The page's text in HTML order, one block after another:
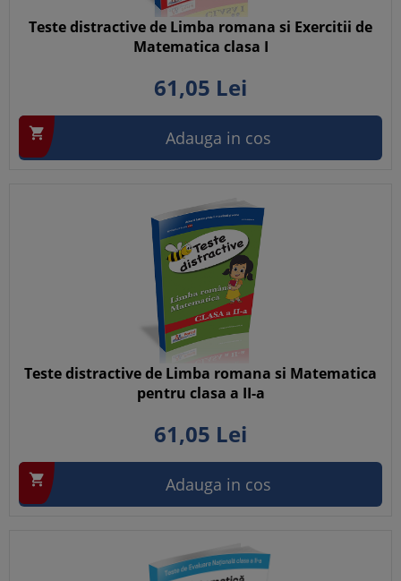
Teste distractive de Limba romana si Exercitii de
Matematica clasa I
61,05 Lei
 Adauga in cos
Teste distractive de Limba romana si Matematica
pentru clasa a II-a
61,05 Lei
 Adauga in cos